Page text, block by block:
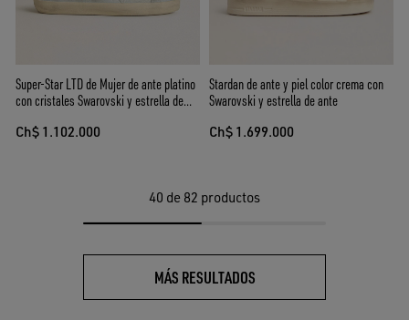
Super-Star LTD de Mujer de ante platino
con cristales Swarovski y estrella de
Ch$ 1.102.000
Stardan de ante y piel color crema con
Swarovski y estrella de ante
Ch$ 1.699.000
40 de 82 productos
MÁS RESULTADOS